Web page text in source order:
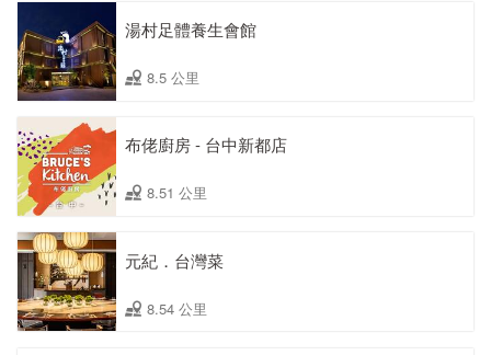
湯村足體養生會館
8.5 公里
布佬廚房 - 台中新都店
8.51 公里
元紀．台灣菜
8.54 公里